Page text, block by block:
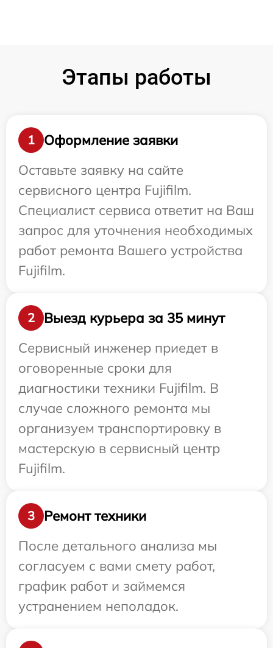
Этапы работы
1
Оформление заявки
Оставьте заявку на сайте
сервисного центра Fujifilm.
Специалист сервиса ответит на Ваш
запрос для уточнения необходимых
работ ремонта Вашего устройства
Fujifilm.
2
Выезд курьера за 35 минут
Сервисный инженер приедет в
оговоренные сроки для
диагностики техники Fujifilm. В
случае сложного ремонта мы
организуем транспортировку в
мастерскую в сервисный центр
Fujifilm.
3
Ремонт техники
После детального анализа мы
согласуем с вами смету работ,
график работ и займемся
устранением неполадок.